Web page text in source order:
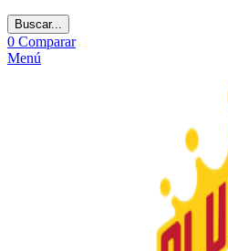
Buscar...
0 Comparar
Menú